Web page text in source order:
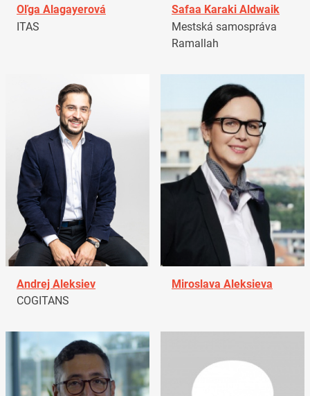
Oľga Alagayerová
ITAS
Safaa Karaki Aldwaik
Mestská samospráva
Ramallah
Andrej Aleksiev
COGITANS
Miroslava Aleksieva